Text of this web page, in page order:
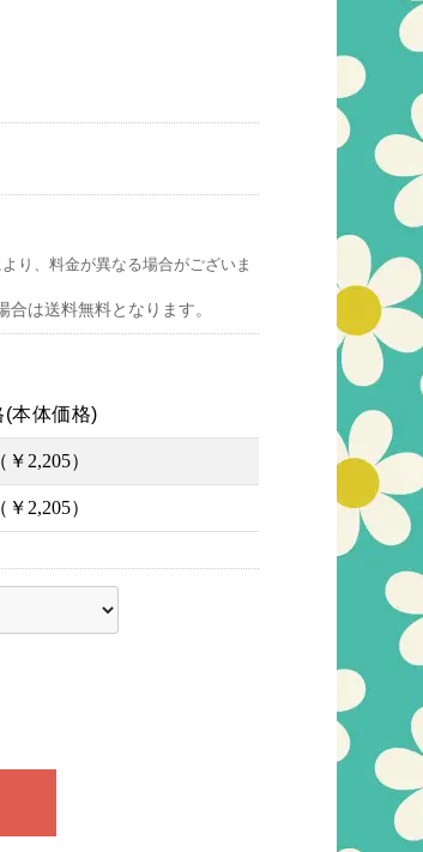
り、料金が異なる場合がございま
合は送料無料となります。
(本体価格)
￥2,205）
￥2,205）